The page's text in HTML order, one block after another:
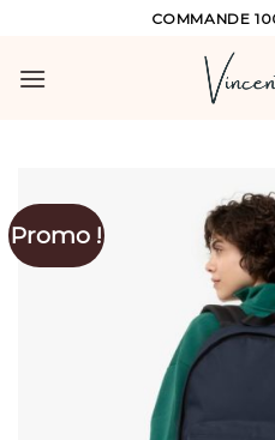
content
COMMANDE
Promo !